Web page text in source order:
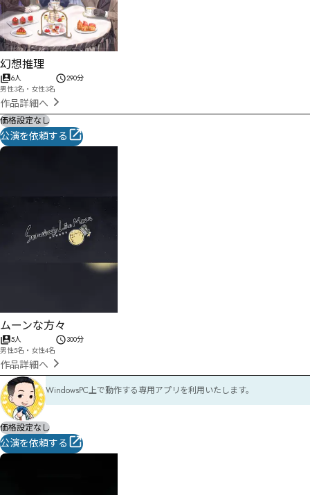
幻想推理
6人
男性3名・女性3名
290分
作品詳細へ
価格設定なし
公演を依頼する
ムーンな方々
5人
男性5名・女性4名
300分
作品詳細へ
WindowsPC上で動作する専用アプリを利用いたします。
価格設定なし
公演を依頼する